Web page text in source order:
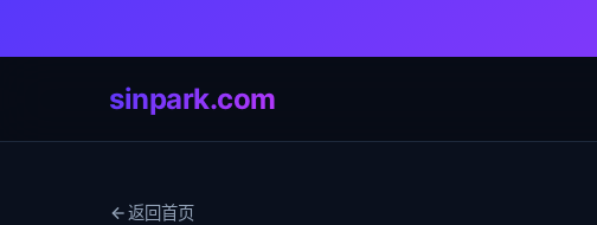
sinpark.com
返回首页